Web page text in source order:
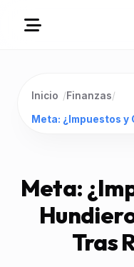
Inicio /Finanzas/
Meta:
Tras